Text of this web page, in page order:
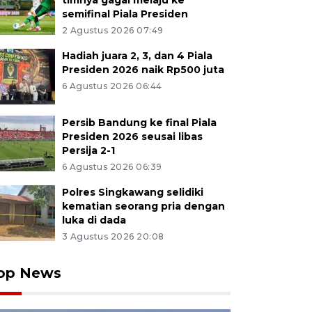
semifinal Piala Presiden
2 Agustus 2026 07:49
Hadiah juara 2, 3, dan 4 Piala
Presiden 2026 naik Rp500 juta
6 Agustus 2026 06:44
Persib Bandung ke final Piala
Presiden 2026 seusai libas
Persija 2-1
6 Agustus 2026 06:39
Polres Singkawang selidiki
kematian seorang pria dengan
luka di dada
3 Agustus 2026 20:08
News